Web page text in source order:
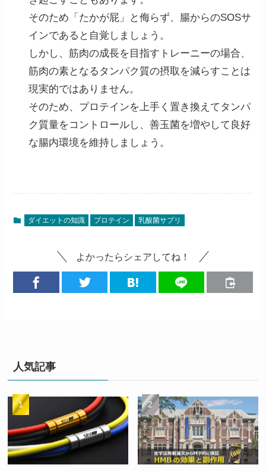
そのため「たかが屁」と侮らず、腸からのSOSサ
インであると自覚しましょう。
しかし、筋肉の成長を目指すトレーニーの場合、
筋肉の素となるタンパク質の摂取を減らすことは
現実的ではありません。
そのため、プロテインを上手く置き換えてタンパ
ク質量をコントロールし、善玉菌を増やして良好
な腸内環境を維持しましょう。
ダイエットの知識 プロテイン 乳酸菌サプリ
よかったらシェアしてね！
人気記事